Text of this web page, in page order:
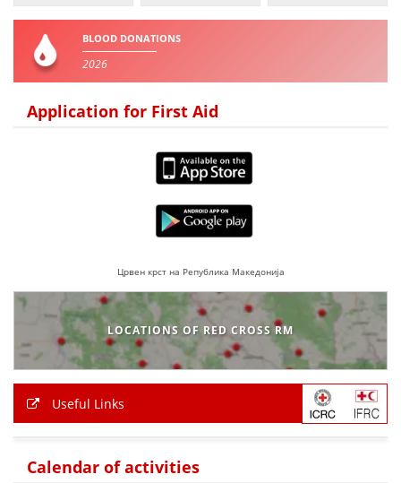
BLOOD DONATIONS
2026
Application for First Aid
Црвен крст на Република Македонија
LOCATIONS OF RED CROSS RM
Useful Links
Calendar of activities